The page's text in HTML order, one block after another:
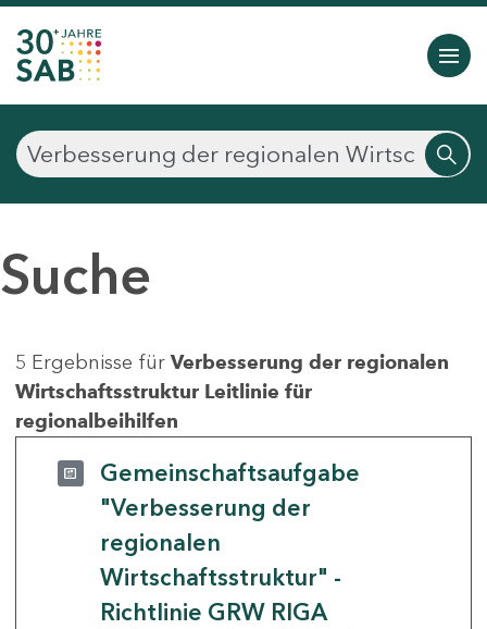
Suche
5 Ergebnisse für Verbesserung der regionalen
Wirtschaftsstruktur Leitlinie für
regionalbeihilfen
Gemeinschaftsaufgabe
"Verbesserung der
regionalen
Wirtschaftsstruktur" -
Richtlinie GRW RIGA